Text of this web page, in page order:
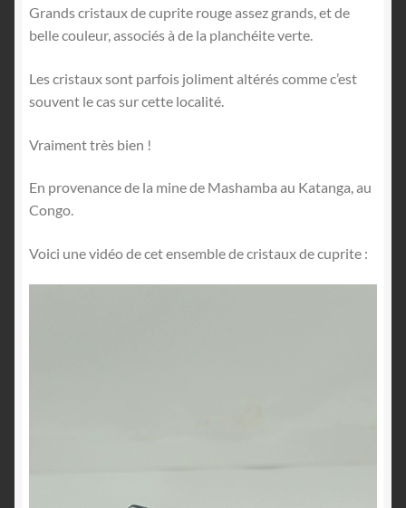
Grands cristaux de cuprite rouge assez grands, et de
belle couleur, associés à de la planchéite verte.
Les cristaux sont parfois joliment altérés comme c’est
souvent le cas sur cette localité.
Vraiment très bien !
En provenance de la mine de Mashamba au Katanga, au
Congo.
Voici une vidéo de cet ensemble de cristaux de cuprite :